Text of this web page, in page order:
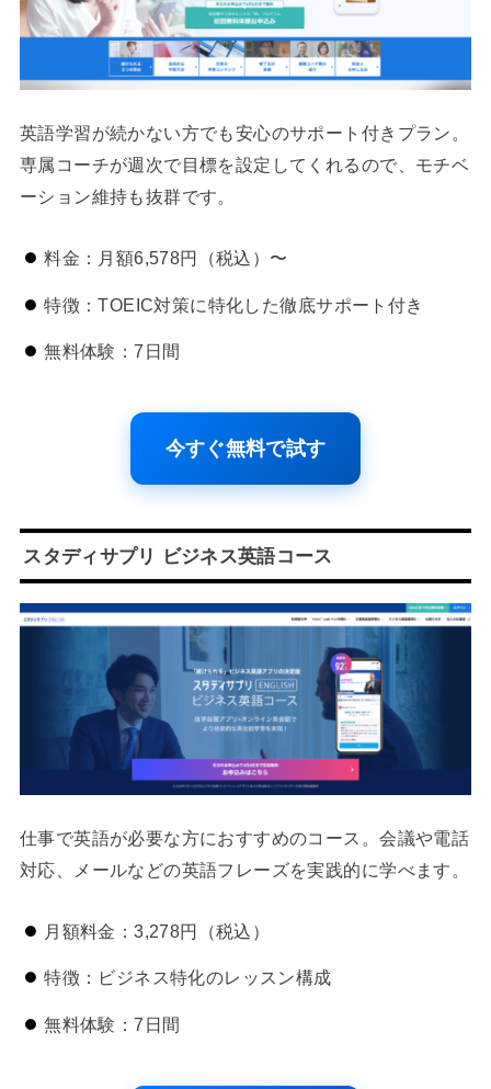
英語学習が続かない方でも安心のサポート付きプラン。
専属コーチが週次で目標を設定してくれるので、モチベ
ーション維持も抜群です。
料金：月額6,578円（税込）〜
特徴：TOEIC対策に特化した徹底サポート付き
無料体験：7日間
今すぐ無料で試す
スタディサプリ ビジネス英語コース
仕事で英語が必要な方におすすめのコース。会議や電話
対応、メールなどの英語フレーズを実践的に学べます。
月額料金：3,278円（税込）
特徴：ビジネス特化のレッスン構成
無料体験：7日間